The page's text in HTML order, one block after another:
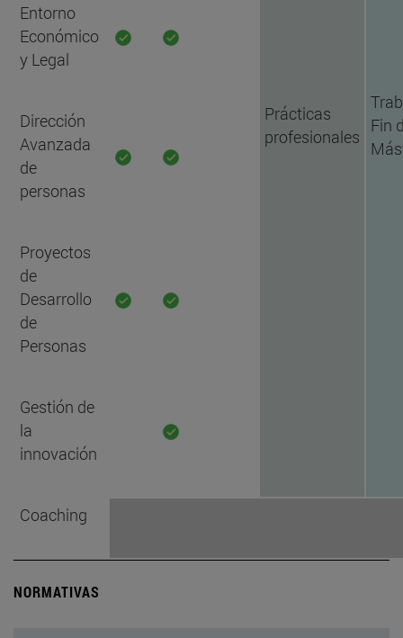
Prácticas
profesionales
Fin
Entorno
Económico
y Legal
Dirección
Avanzada
de
personas
Proyectos
de
Desarrollo
de
Personas
Gestión de
la
innovación
Coaching
NORMATIVAS